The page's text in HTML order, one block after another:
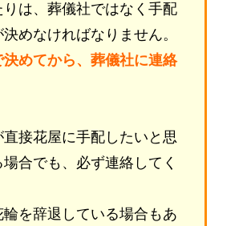
りは、葬儀社ではなく手配
めなければなりません。
決めてから、葬儀社に連絡
接花屋に手配したいと思
場合でも、必ず連絡してく
を辞退している場合もあ